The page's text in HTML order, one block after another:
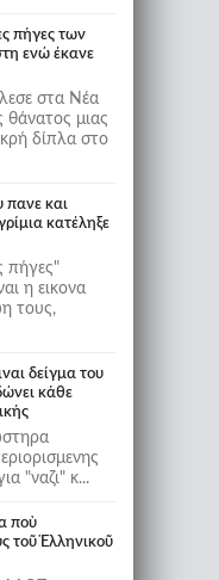
πήγες των
ενώ έκανε
στα Νέα
θάνατος μιας
δίπλα στο
πανε και
κατέληξε
πήγες"
η εικονα
τους,
δείγμα του
κάθε
"ναζι" κ...
ποὺ
τοῦ Ἑλληνικοῦ